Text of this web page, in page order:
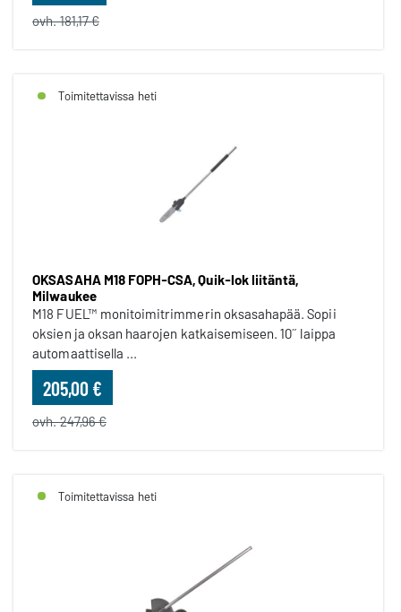
ovh. 181,17 €
Toimitettavissa heti
OKSASAHA M18 FOPH-CSA, Quik-lok liitäntä,
Milwaukee
M18 FUEL™ monitoimitrimmerin oksasahapää. Sopii
oksien ja oksan haarojen katkaisemiseen. 10˝ laippa
automaattisella ...
205,00 €
ovh. 247,96 €
Toimitettavissa heti